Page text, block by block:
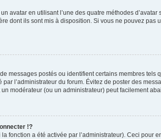
avatar en utilisant l’une des quatre méthodes
dont ils sont mis à disposition. Si vous ne pouvez pas
messages postés ou identifient certains membres
l’administrateur du forum. Évitez de poster des
modérateur (ou un administrateur) peut facilement
!?
fonction a été activée par l’administrateur). Ceci pour